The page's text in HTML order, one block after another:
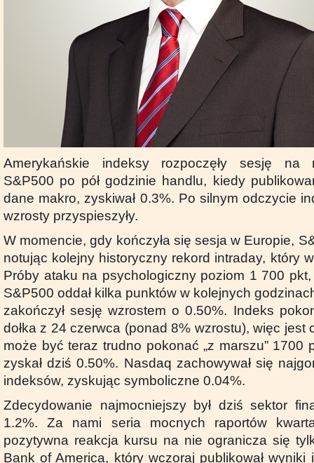
Amerykańskie indeksy rozpoczęły sesję na
S&P500 po pół godzinie handlu, kiedy
dane makro, zyskiwał 0.3%. Po silnym odczycie
wzrosty przyspieszyły.
W momencie, gdy kończyła się sesja w Europie,
notując kolejny historyczny rekord intraday, który
Próby ataku na psychologiczny poziom 1 700 pkt,
S&P500 oddał kilka punktów w kolejnych
zakończył sesję wzrostem o 0.50%. Indeks
dołka z 24 czerwca (ponad 8% wzrostu), więc jest
może być teraz trudno pokonać „z marszu” 1700
zyskał dziś 0.50%. Nasdaq zachowywał się
indeksów, zyskując symboliczne 0.04%.
Zdecydowanie najmocniejszy był dziś sektor
1.2%. Za nami seria mocnych raportów
pozytywna reakcja kursu na nie ogranicza się
Bank of America, który wczoraj publikował wyniki